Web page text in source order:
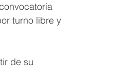
turno libre y
de su